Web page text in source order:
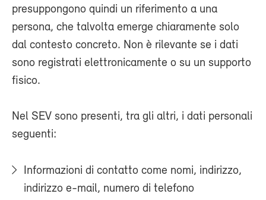
presuppongono quindi un riferimento a una
persona, che talvolta emerge chiaramente solo
dal contesto concreto. Non è rilevante se i dati
sono registrati elettronicamente o su un supporto
fisico.
Nel SEV sono presenti, tra gli altri, i dati personali
seguenti:
Informazioni di contatto come nomi, indirizzo,
indirizzo e-mail, numero di telefono